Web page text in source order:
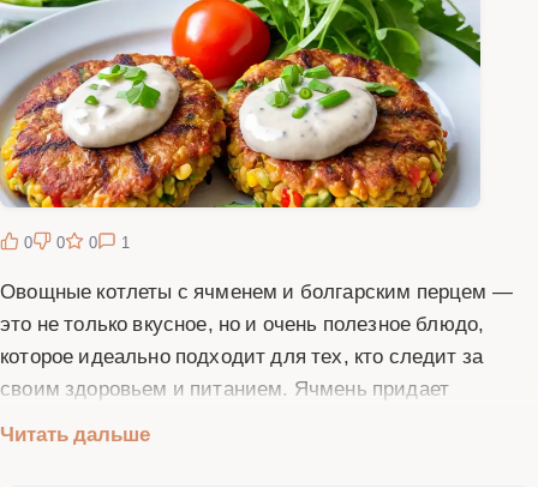
0 0 0 1
Овощные котлеты с ячменем и болгарским перцем —
это не только вкусное, но и очень полезное блюдо,
которое идеально подходит для тех, кто следит за
своим здоровьем и питанием. Ячмень придает
микроэлементами, а болгарский перец добавляет
Читать дальше